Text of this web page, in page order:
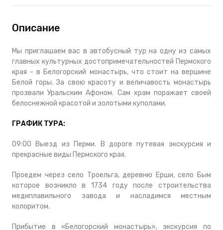
Описание
Мы приглашаем вас в автобусный тур на одну из самых
главных культурных достопримечательностей Пермского
края - в Белогорский монастырь, что стоит на вершине
Белой горы. За свою красоту и величавость монастырь
прозвали Уральским Афоном. Сам храм поражает своей
белоснежной красотой и золотыми куполами.
ГРАФИК ТУРА:
09:00 Выезд из Перми. В дороге путевая экскурсия и
прекрасные виды Пермского края.
Проедем через село Троельга, деревню Ерши, село Бым
которое возникло в 1734 году после строительства
медиплавильного завода и насладимся местным
колоритом.
Прибытие в «Белогорский монастырь», экскурсия по